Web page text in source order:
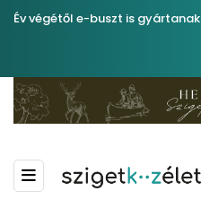
Év végétől e-buszt is gyártanak